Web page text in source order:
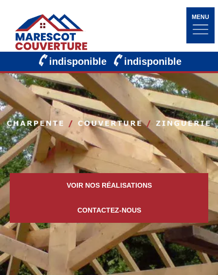
MENU
indisponible indisponible
VOIR NOS RÉALISATIONS
CONTACTEZ-NOUS